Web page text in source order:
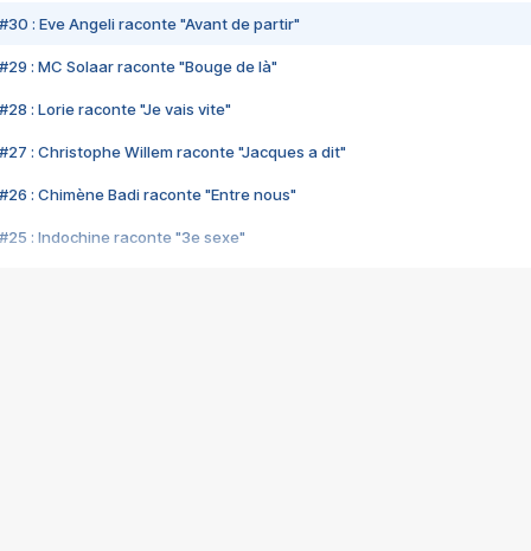
#30 : Eve Angeli raconte "Avant de partir"
#29 : MC Solaar raconte "Bouge de là"
#28 : Lorie raconte "Je vais vite"
#27 : Christophe Willem raconte "Jacques a dit"
#26 : Chimène Badi raconte "Entre nous"
#25 : Indochine raconte "3e sexe"